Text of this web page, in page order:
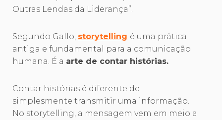
Outras Lendas da Liderança”.
Segundo Gallo, storytelling é uma prática
antiga e fundamental para a comunicação
humana. É a arte de contar histórias.
Contar histórias é diferente de
simplesmente transmitir uma informação.
No storytelling, a mensagem vem em meio a